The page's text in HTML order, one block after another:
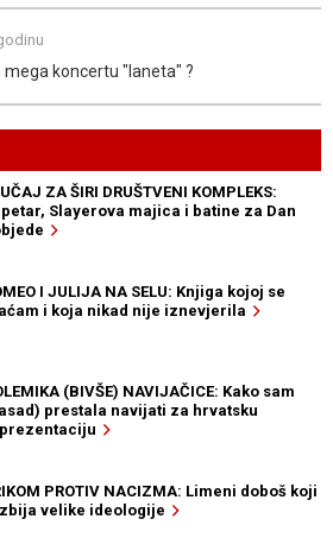
koncertu "laneta" ?
ZA ŠIRI DRUŠTVENI KOMPLEKS:
Slayerova majica i batine za Dan
I JULIJA NA SELU: Knjiga kojoj se
i koja nikad nije iznevjerila
(BIVŠE) NAVIJAČICE: Kako sam
prestala navijati za hrvatsku
PROTIV NACIZMA: Limeni doboš koji
velike ideologije